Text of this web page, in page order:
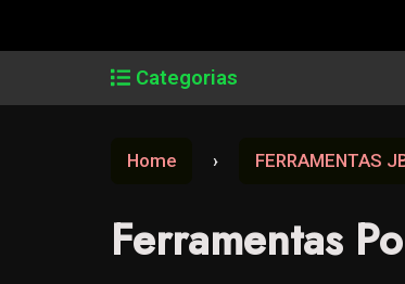
Categorias
Home FERRAMENTAS
Ferramentas